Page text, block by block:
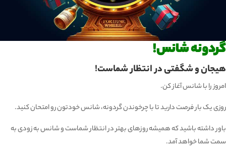
گردونه شانس!
هیجان و شگفتی در انتظار شماست!
امروز را با شانس آغاز کن.
روزی یک بار فرصت دارید تا با چرخوندن گردونه، شانس خودتون رو امتحان کنید.
باور داشته باشید که همیشه روزهای بهتر در انتظار شماست و شانس به زودی به
سمت شما خواهد آمد.